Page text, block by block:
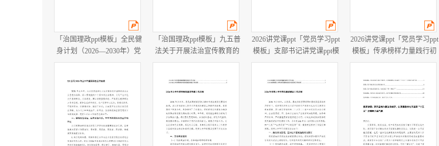
「治国理政ppt模板」全民健
身计划（2026—2030年）党
课ppt模板「带完整内
「治国理政ppt模板」九五普
法关于开展法治宣传教育的
第九个五年规划（2026－
2026讲党课ppt「党员学习ppt
模板」支部书记讲党课ppt模
板「带完整内容」.pptx
2026讲党课ppt「党员学习ppt
模板」传承榜样力量践行初
心使命PP学习“七一勋章”获
整内容」.pptx